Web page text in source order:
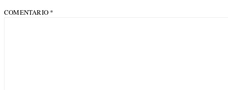
COMENTARIO *